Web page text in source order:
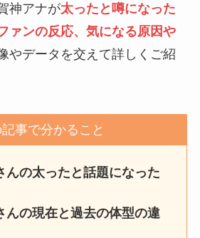
神アナが太ったと噂になった
ァンの反応、気になる原因や
やデータを交えて詳しくご紹
事で分かること
んの太ったと話題になった
んの現在と過去の体型の違